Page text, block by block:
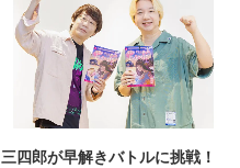
三四郎が早解きバトルに挑戦！